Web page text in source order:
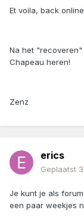
Et voila, back
Na het
Chapeau heren!
Zenz
erics
Geplaatst
Je kunt je als
een paar weekjes